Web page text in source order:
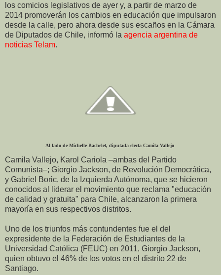
los comicios legislativos de ayer y, a partir de marzo de
2014 promoverán los cambios en educación que impulsaron
desde la calle, pero ahora desde sus escaños en la Cámara
de Diputados de Chile, informó la agencia argentina de
noticias Telam.
Al lado de Michelle Bachelet, diputada electa Camila Vallejo
Camila Vallejo, Karol Cariola –ambas del Partido
Comunista–; Giorgio Jackson, de Revolución Democrática,
y Gabriel Boric, de la Izquierda Autónoma, que se hicieron
conocidos al liderar el movimiento que reclama "educación
de calidad y gratuita" para Chile, alcanzaron la primera
mayoría en sus respectivos distritos.
Uno de los triunfos más contundentes fue el del
expresidente de la Federación de Estudiantes de la
Universidad Católica (FEUC) en 2011, Giorgio Jackson,
quien obtuvo el 46% de los votos en el distrito 22 de
Santiago.